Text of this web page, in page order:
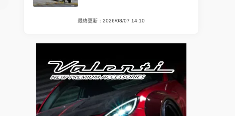
最終更新：2026/08/07 14:10